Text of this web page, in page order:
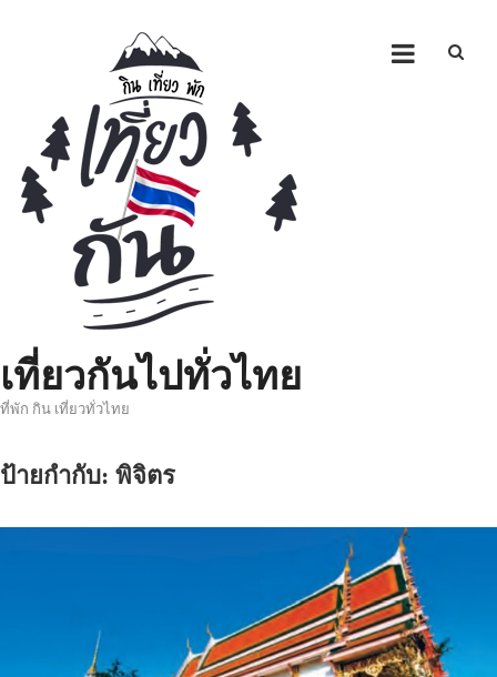
เที่ยวกันไปทั่วไทย
ที่พัก กิน เที่ยวทั่วไทย
ป้ายกำกับ: พิจิตร